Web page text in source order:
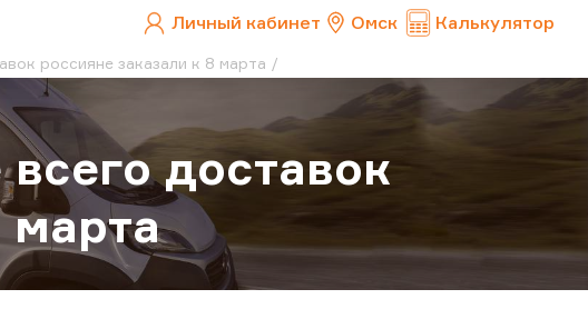
Личный кабинет Омск Калькулятор
россияне заказали к 8 марта
доставок
марта